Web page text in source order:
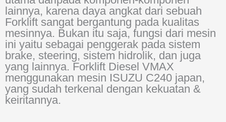
lainnya, karena daya angkat dari sebuah
Forklift sangat bergantung pada kualitas
mesinnya. Bukan itu saja, fungsi dari mesin
ini yaitu sebagai penggerak pada sistem
brake, steering, sistem hidrolik, dan juga
yang lainnya. Forklift Diesel VMAX
menggunakan mesin ISUZU C240 japan,
yang sudah terkenal dengan kekuatan &
keiritannya.